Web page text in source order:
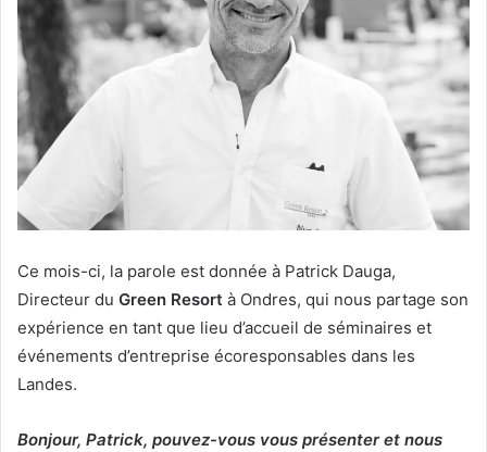
Ce mois-ci, la parole est donnée à Patrick Dauga,
Directeur du Green Resort à Ondres, qui nous partage son
expérience en tant que lieu d’accueil de séminaires et
événements d’entreprise écoresponsables dans les
Landes.
Bonjour, Patrick, pouvez-vous vous présenter et nous